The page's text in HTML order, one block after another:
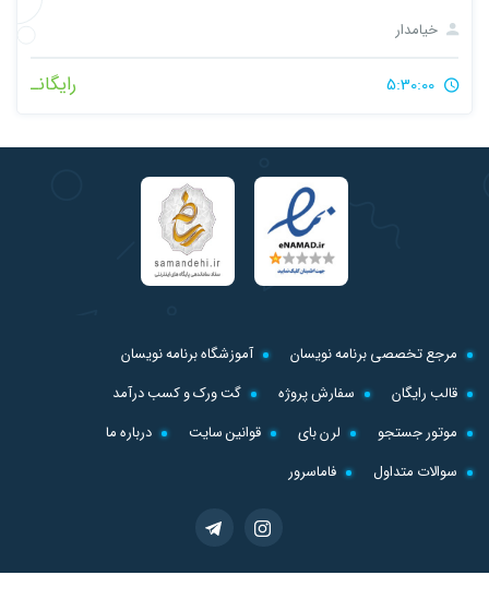
خیامدار
رایگانـ
مرجع تخصصی برنامه نویسان
آموزشگاه برنامه نویسان
قالب رایگان
سفارش پروژه
گت ورک و کسب درآمد
موتور جستجو
لرن بای قوانین سایت
درباره ما
سوالات متداول
فاماسرور